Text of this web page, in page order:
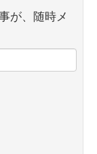
が、随時メ